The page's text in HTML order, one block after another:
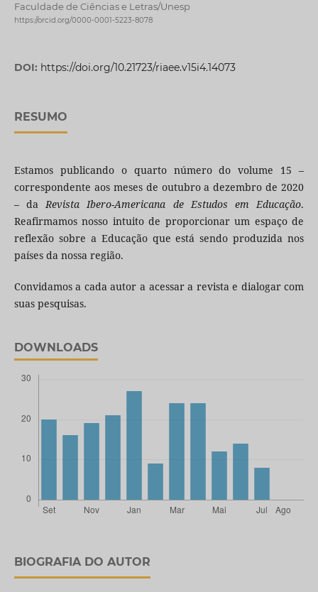
Faculdade de Ciências e Letras/Unesp
https://orcid.org/0000-0001-5223-8078
DOI: https://doi.org/10.21723/riaee.v15i4.14073
RESUMO
Estamos publicando o quarto número do volume 15 –
correspondente aos meses de outubro a dezembro de 2020
– da Revista Ibero-Americana de Estudos em Educação.
Reafirmamos nosso intuito de proporcionar um espaço de
reflexão sobre a Educação que está sendo produzida nos
países da nossa região.
Convidamos a cada autor a acessar a revista e dialogar com
suas pesquisas.
DOWNLOADS
BIOGRAFIA DO AUTOR